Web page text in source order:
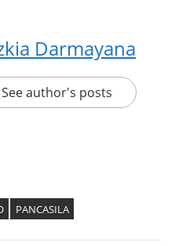
Darmayana
See author's posts
PANCASILA